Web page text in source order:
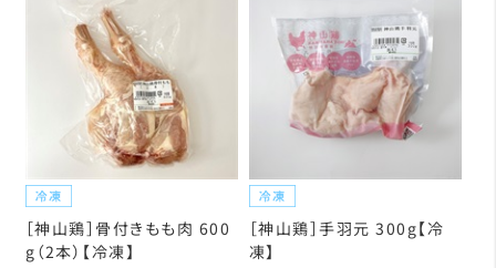
［神山鶏］骨付きもも肉 600
g（2本）【冷凍】
［神山鶏］手羽元 300g【冷
凍】